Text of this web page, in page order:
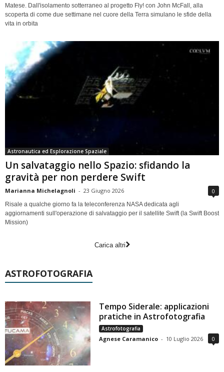
Matese. Dall'isolamento sotterraneo al progetto Fly! con John McFall, alla
scoperta di come due settimane nel cuore della Terra simulano le sfide della
vita in orbita
Astronautica ed Esplorazione Spaziale
Un salvataggio nello Spazio: sfidando la
gravità per non perdere Swift
Marianna Michelagnoli - 23 Giugno 2026 0
Risale a qualche giorno fa la teleconferenza NASA dedicata agli
aggiornamenti sull'operazione di salvataggio per il satellite Swift (la Swift Boost
Mission)
Carica altri
ASTROFOTOGRAFIA
Tempo Siderale: applicazioni
pratiche in Astrofotografia
Astrofotografia
Agnese Caramanico - 10 Luglio 2026 0